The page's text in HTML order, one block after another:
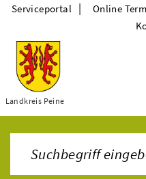
Themen
Landkreis Peine
Serviceportal | Online